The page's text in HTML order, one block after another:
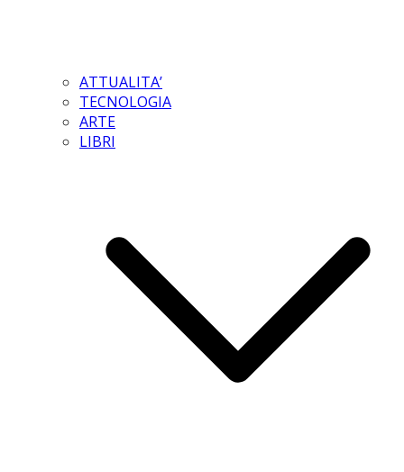
ATTUALITA’
TECNOLOGIA
ARTE
LIBRI